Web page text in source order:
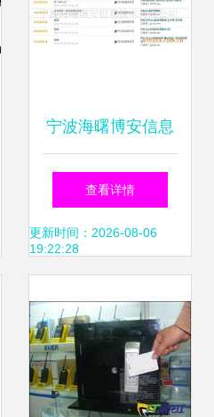
宁波海曙博安信息
技术推出高效耐用
考勤新选择 中控
升级产品深度解析
查看详情
更新时间：2026-08-06
19:22:28